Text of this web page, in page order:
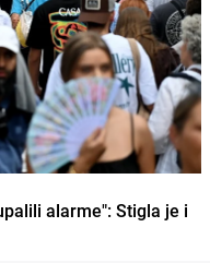
alarme": Stigla je i